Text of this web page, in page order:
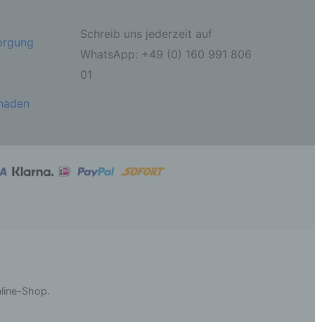
Schreib uns jederzeit auf
WhatsApp: +49 (0) 160 991 806
01
Shop.